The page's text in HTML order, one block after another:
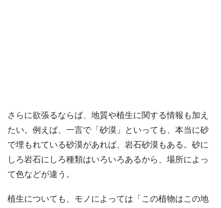
さらに欲張るならば、地質や植生に関する情報も加え
たい。例えば、一言で「砂漠」といっても、本当に砂
で埋もれている砂漠があれば、岩石砂漠もある。砂に
しろ岩石にしろ種類はいろいろあるから、場所によっ
て色などが違う。
植生についても、モノによっては「この植物はこの地